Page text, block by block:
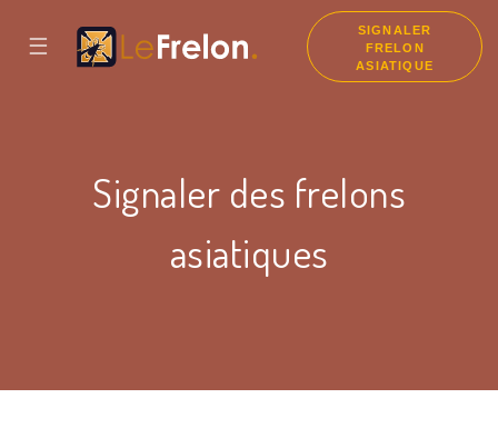
☰
SIGNALER
FRELON
ASIATIQUE
Signaler des frelons
asiatiques